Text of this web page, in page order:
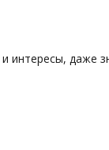
интересы, даже